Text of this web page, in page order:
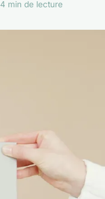
4 min de lecture